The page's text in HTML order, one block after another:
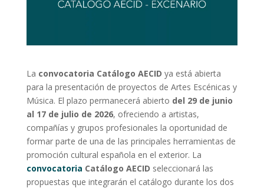
La convocatoria Catálogo AECID ya está abierta
para la presentación de proyectos de Artes Escénicas y
Música. El plazo permanecerá abierto del 29 de junio
al 17 de julio de 2026, ofreciendo a artistas,
compañías y grupos profesionales la oportunidad de
formar parte de una de las principales herramientas de
promoción cultural española en el exterior. La
convocatoria Catálogo AECID seleccionará las
propuestas que integrarán el catálogo durante los dos